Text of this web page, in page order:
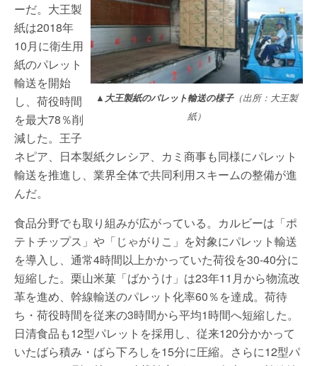
▲大王製紙のパレット輸送の様子（出所：大王製
紙）
ーだ。大王製
紙は2018年
10月に衛生用
紙のパレット
輸送を開始
し、荷役時間
を最大78％削
減した。王子
ネピア、日本製紙クレシア、カミ商事も同様にパレット
輸送を推進し、業界全体で共同利用スキームの整備が進
んだ。
食品分野でも取り組みが広がっている。カルビーは「ポ
テトチップス」や「じゃがりこ」を対象にパレット輸送
を導入し、通常4時間以上かかっていた荷役を30-40分に
短縮した。栗山米菓「ばかうけ」は23年11月から物流改
革を進め、幹線輸送のパレット化率60％を達成。荷待
ち・荷役時間を従来の3時間から平均1時間へ短縮した。
日清食品も12型パレットを採用し、従来120分かかって
いたばら積み・ばら下ろしを15分に圧縮。さらに12型パ